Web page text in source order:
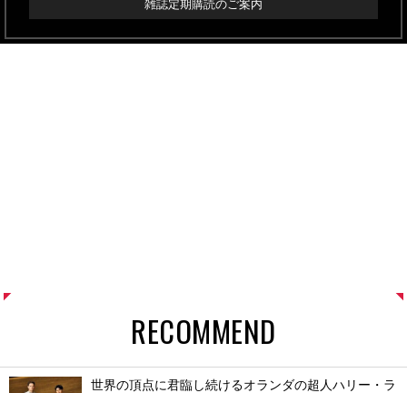
雑誌定期購読のご案内
RECOMMEND
世界の頂点に君臨し続けるオランダの超人ハリー・ラ